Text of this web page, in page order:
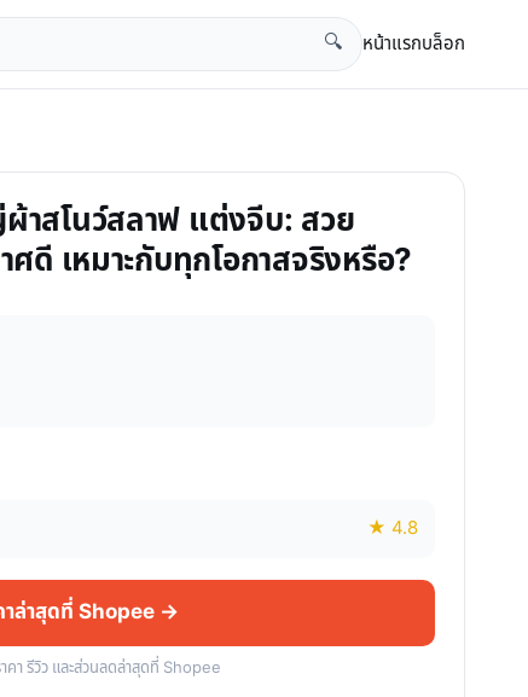
🔍 หน้าแรกบล็อก
ผ้าสโนว์สลาฟ แต่งจีบ: สวย
ศดี เหมาะกับทุกโอกาสจริงหรือ?
★ 4.8
าล่าสุดที่ Shopee →
คา รีวิว และส่วนลดล่าสุดที่ Shopee